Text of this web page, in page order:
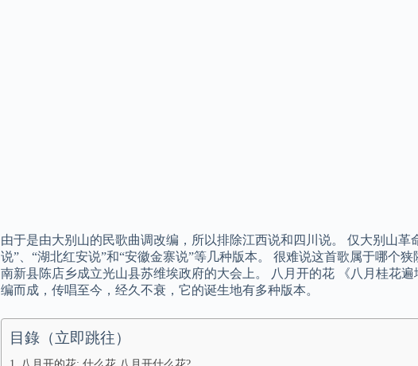
由于是由大别山的民歌曲调改编，所以排除江西说和四川说。 仅大别山革
说”、“湖北红安说”和“安徽金寨说”等几种版本。 很难说这首歌属于哪个
南新县陈店乡成立光山县苏维埃政府的大会上。 八月开的花 《八月桂花
编而成，传唱至今，经久不衰，它的诞生地有多种版本。
目錄（立即跳往）